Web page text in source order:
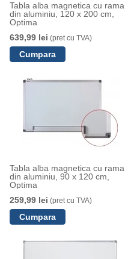
Tabla alba magnetica cu rama
din aluminiu, 120 x 200 cm,
Optima
639,99 lei (pret cu TVA)
Tabla alba magnetica cu rama
din aluminiu, 90 x 120 cm,
Optima
259,99 lei (pret cu TVA)